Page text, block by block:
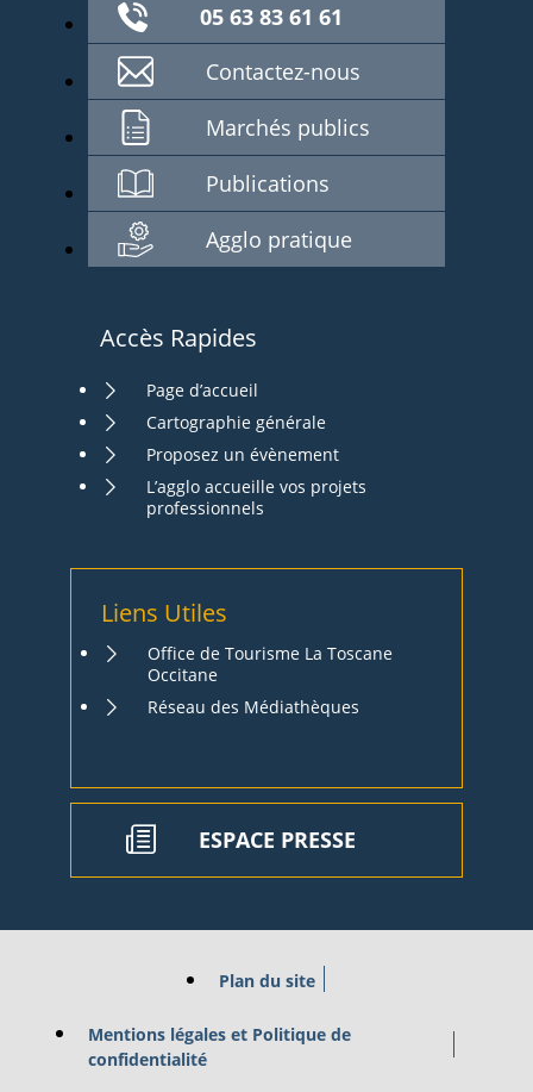
05 63 83 61 61
Contactez-nous
Marchés publics
Publications
Agglo pratique
Accès Rapides
Page d’accueil
Cartographie générale
Proposez un évènement
L’agglo accueille vos projets
professionnels
Liens Utiles
Office de Tourisme La Toscane
Occitane
Réseau des Médiathèques
ESPACE PRESSE
Plan du site
Mentions légales et Politique de
confidentialité